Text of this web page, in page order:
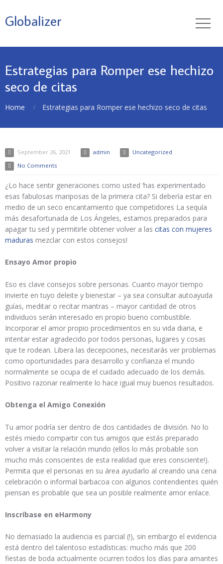
Globalizer
Estrategias para Romper ese hechizo
seco de citas
Home Estrategias para Romper ese hechizo seco de citas
September 26, 2021 admin
Uncategorized
No Comments
¿Lo hace sentir generaciones como usted ‘has experimentado
esas fabulosas mariposas de la primera cita? Si debería estar en
medio de un seco encantamiento que competidores La sequía
más desafortunada de Los Ángeles, estamos preparados para
apagar tu sed y permitirle obtener volver a las citas con mujeres
maduras mezclar con estos consejos!
Ensayo Amor propio
Eso es clave consejos sobre personas. Cuanto mayor tiempo
invierte en tuyo deleite y bienestar – ya sea consultar autoayuda
guías, meditar o recitar mantras – mayor cantidad de otros
individuos serán interesado en propio bueno combustible.
Incorporar el amor propio procedimientos en su vida diaria, e
intentar estar agradecido por todos personas, lugares y cosas
que te rodean. Libera las decepciones, necesitarás ver problemas
como oportunidades para desarrollo y confianza el mundo
normalmente se ocupa de el cuidado adecuado de los demás.
Positivo razonar realmente lo hace igual muy buenos resultados.
Obtenga el Amigo Conexión
Tu amor podría ser dentro de dos cantidades de división. No lo
estés miedo compartir con tus amigos que estás preparado
volver a visitar la relación mundo (ellos lo más probable son
mucho más conscientes de esta realidad que eres consciente!).
Permita que el personas en su área ayudarlo al creando una cena
celebración o informal barbacoa con algunos contendientes quién
piensan es probable que sea un posible realmente amor enlace.
Inscríbase en eHarmony
No demasiado la audiencia es parcial (!), sin embargo el evidencia
está dentro del talentoso estadísticas: mucho más que 200
fiestas de boda actualmente ocurren todos los días para amantes